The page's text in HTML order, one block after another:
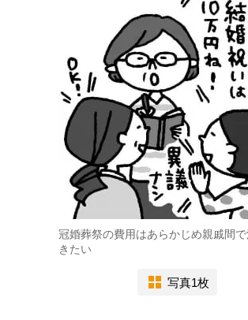
冠婚葬祭の費用はあらかじめ親戚間
きたい
写真1枚